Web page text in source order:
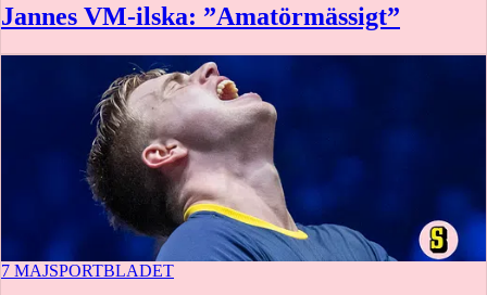
Jannes VM-ilska: ”Amatörmässigt”
7 MAJSPORTBLADET